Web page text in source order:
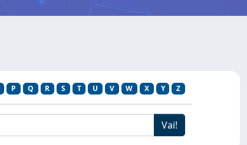
P Q R S T U V W X Y Z